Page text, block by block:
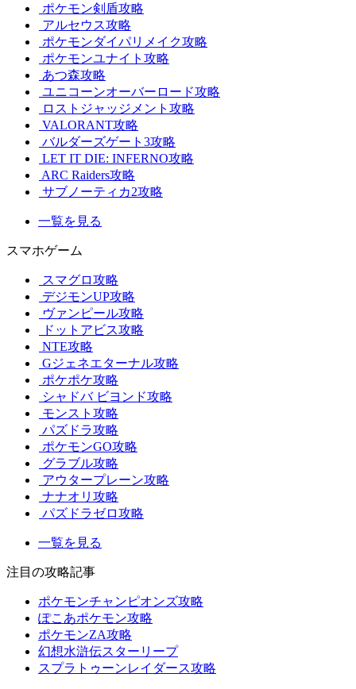
ポケモン剣盾攻略
アルセウス攻略
ポケモンダイパリメイク攻略
ポケモンユナイト攻略
あつ森攻略
ユニコーンオーバーロード攻略
ロストジャッジメント攻略
VALORANT攻略
バルダーズゲート3攻略
LET IT DIE: INFERNO攻略
ARC Raiders攻略
サブノーティカ2攻略
一覧を見る
スマホゲーム
スマグロ攻略
デジモンUP攻略
ヴァンピール攻略
ドットアビス攻略
NTE攻略
Gジェネエターナル攻略
ポケポケ攻略
シャドバ ビヨンド攻略
モンスト攻略
パズドラ攻略
ポケモンGO攻略
グラブル攻略
アウタープレーン攻略
ナナオリ攻略
パズドラゼロ攻略
一覧を見る
注目の攻略記事
ポケモンチャンピオンズ攻略
ぽこあポケモン攻略
ポケモンZA攻略
幻想水滸伝スターリープ
スプラトゥーンレイダース攻略